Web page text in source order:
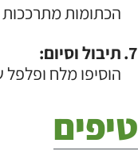
הכתומות
תיבול וסיום:
הוסיפו מלח
טיפים